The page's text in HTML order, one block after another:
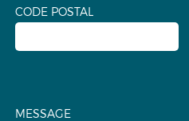
CODE POSTAL
MESSAGE